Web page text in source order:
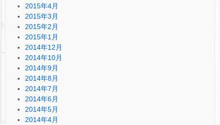
2015年4月
2015年3月
2015年2月
2015年1月
2014年12月
2014年10月
2014年9月
2014年8月
2014年7月
2014年6月
2014年5月
2014年4月